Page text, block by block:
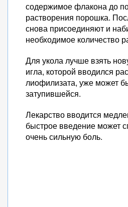
содержимое флакона до
растворения порошка.
снова присоединяют и
необходимое количество
Для укола лучше взять
игла, которой вводился
лиофилизата, уже может
затупившейся.
Лекарство вводится
быстрое введение может
очень сильную боль.